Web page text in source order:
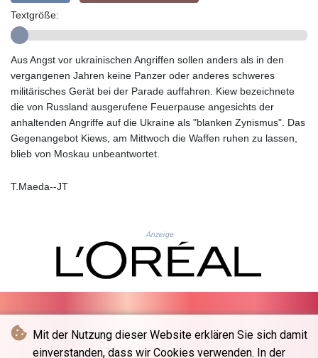
Mit der Nutzung dieser Website erklären Sie sich damit
einverstanden, dass wir Cookies verwenden. In der
GMD 85.276242
10139.201975
GTQ 8.809317
GYD 241.539903
HKD 9.040442
HNL 30.944652
HRK 7.534482
HTG 150.95029
IMP 0.856496
INR 109.762882
IQD
1584348.162378
ISK 142.411184
Textgröße:
Aus Angst vor ukrainischen Angriffen sollen anders als in den
vergangenen Jahren keine Panzer oder anderes schweres
militärisches Gerät bei der Parade auffahren. Kiew bezeichnete
die von Russland ausgerufene Feuerpause angesichts der
anhaltenden Angriffe auf die Ukraine als "blanken Zynismus". Das
Gegenangebot Kiews, am Mittwoch die Waffen ruhen zu lassen,
blieb von Moskau unbeantwortet.
T.Maeda--JT
Anzeige